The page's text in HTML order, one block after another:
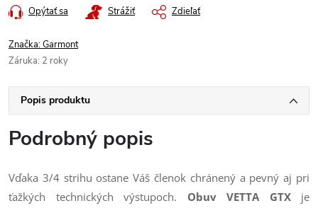
Opýtať sa Strážiť Zdieľať
Značka:Garmont
Záruka: 2 roky
Popis produktu
Podrobný popis
Vďaka 3/4 strihu ostane Váš členok chránený a pevný aj pri
ťažkých technických výstupoch. Obuv VETTA GTXje